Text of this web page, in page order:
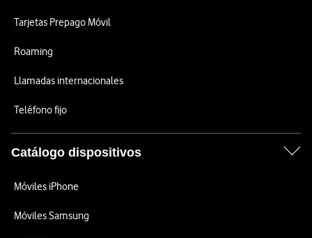
Tarjetas Prepago Móvil
Roaming
Llamadas internacionales
Teléfono fijo
Catálogo dispositivos
Móviles iPhone
Móviles Samsung